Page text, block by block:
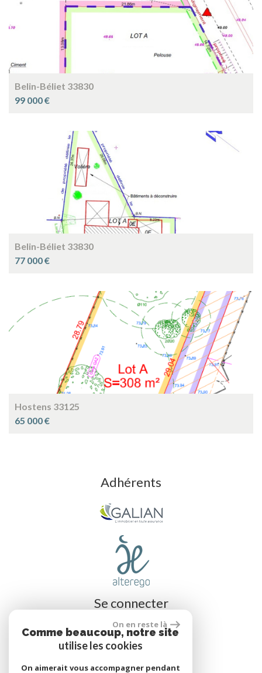
Belin-Béliet 33830
99 000 €
Belin-Béliet 33830
77 000 €
Hostens 33125
65 000 €
Adhérents
Se connecter
Espace propriétaire
On en reste là
Comme beaucoup, notre site
utilise les cookies
On aimerait vous accompagner pendant